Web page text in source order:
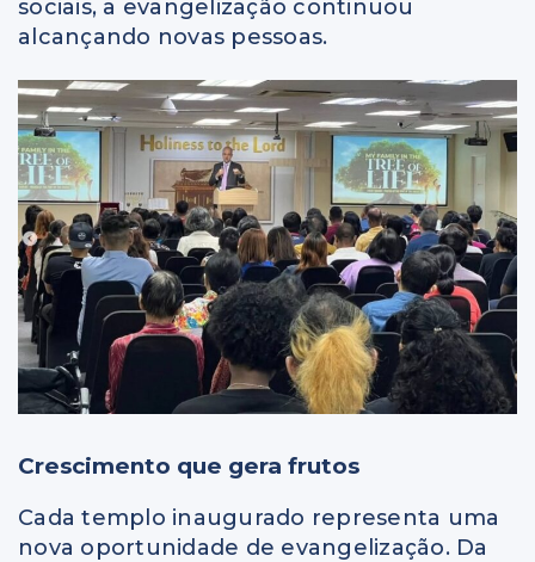
sociais, a evangelização continuou
alcançando novas pessoas.
Crescimento que gera frutos
Cada templo inaugurado representa uma
nova oportunidade de evangelização. Da